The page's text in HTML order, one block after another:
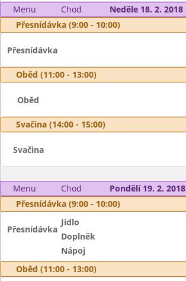
Menu Chod
Neděle 18. 2. 2018
Přesnídávka (9:00 - 10:00)
Přesnídávka
Oběd (11:00 - 13:00)
Oběd
Svačina (14:00 - 15:00)
Svačina
Menu Chod
Pondělí 19. 2. 2018
Přesnídávka (9:00 - 10:00)
Přesnídávka
Jídlo
Doplněk
Nápoj
Oběd (11:00 - 13:00)